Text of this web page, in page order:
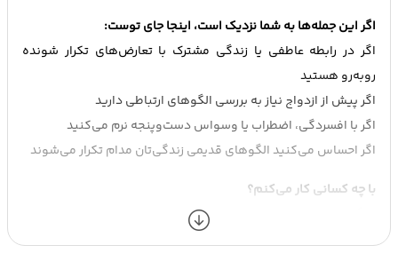
اگر این جمله‌ها به شما نزدیک است، اینجا جای توست:
اگر در رابطه عاطفی یا زندگی مشترک با تعارض‌های تکرار شونده
روبه‌رو هستید
اگر پیش از ازدواج نیاز به بررسی الگوهای ارتباطی دارید
اگر با افسردگی، اضطراب یا وسواس دست‌وپنجه نرم می‌کنید
اگر احساس می‌کنید الگوهای قدیمی زندگی‌تان مدام تکرار می‌شوند
با چه کسانی کار می‌کنم؟